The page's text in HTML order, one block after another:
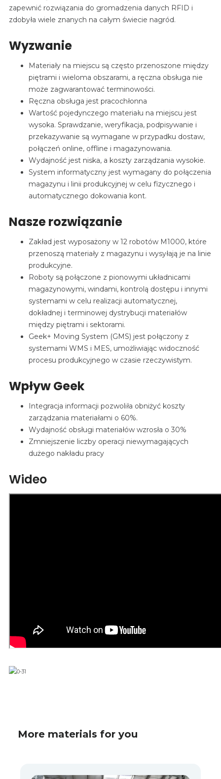
zapewnić rozwiązania do gromadzenia danych RFID i
zdobyła wiele znanych na całym świecie nagród.
Wyzwanie
Materiały na miejscu są często przenoszone między
piętrami i wieloma obszarami, a ręczna obsługa nie
może zagwarantować terminowości.
Ręczna obsługa jest pracochłonna
Wartość pojedynczego materiału na miejscu jest
wysoka. Sprawdzanie, weryfikacja, podpisywanie i
przekazywanie są wymagane w przypadku dostaw,
połączeń online, offline i magazynowania.
Wydajność jest niska, a koszty zarządzania wysokie.
System informatyczny jest wymagany do połączenia
magazynu i linii produkcyjnej w celu fizycznego i
automatycznego dokowania kont.
Nasze rozwiązanie
Zakład jest wyposażony w 12 robotów M1000, które
przenoszą materiały z magazynu i wysyłają je na linie
produkcyjne.
Roboty są połączone z pionowymi układnicami
magazynowymi, windami, kontrolą dostępu i innymi
systemami w celu realizacji automatycznej,
dokładnej i terminowej dystrybucji materiałów
między piętrami i sektorami.
Geek+ Moving System (GMS) jest połączony z
systemami WMS i MES, umożliwiając widoczność
procesu produkcyjnego w czasie rzeczywistym.
Wpływ Geek
Integracja informacji pozwoliła obniżyć koszty
zarządzania materiałami o 60%.
Wydajność obsługi materiałów wzrosła o 30%
Zmniejszenie liczby operacji niewymagających
dużego nakładu pracy
Wideo
More materials for you